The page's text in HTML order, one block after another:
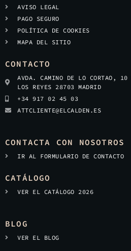
AVISO LEGAL
PAGO SEGURO
POLÍTICA DE COOKIES
MAPA DEL SITIO
CONTACTO
AVDA. CAMINO DE LO CORTAO,
LOS REYES 28703 MADRID
+34 917 02 45 03
ATTCLIENTE@ELCALDEN.ES
CONTACTA CON NOSOTROS
IR AL FORMULARIO DE CONTACTO
CATÁLOGO
VER EL CATÁLOGO 2026
BLOG
VER EL BLOG